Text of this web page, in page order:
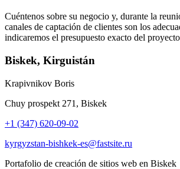
Cuéntenos sobre su negocio y, durante la
canales de captación de clientes son los
indicaremos el presupuesto exacto del
Biskek, Kirguistán
Krapivnikov Boris
Chuy prospekt 271, Biskek
+1 (347) 620-09-02
kyrgyzstan-bishkek-es@fastsite.ru
Portafolio de creación de sitios web en Biskek